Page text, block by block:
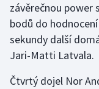
Gymnastika
Házená
závěrečnou power
bodů do
sekundy další
Jari-Matti Latvala.
Čtvrtý dojel Nor